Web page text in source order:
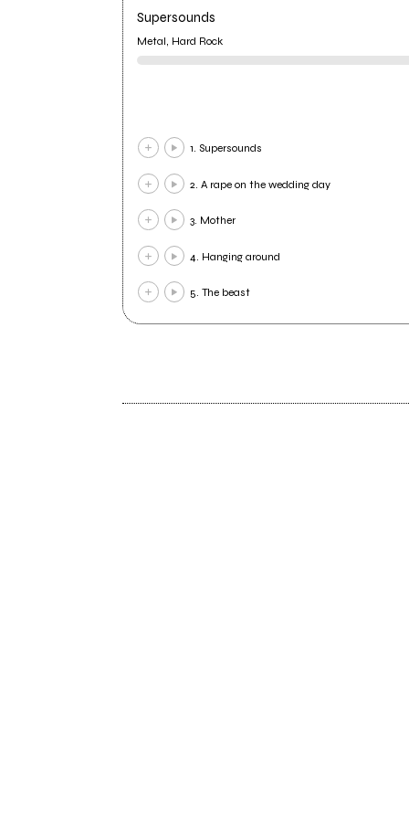
Supersounds
Metal, Hard Rock
1. Supersounds
2. A rape on the wedding day
3. Mother
4. Hanging around
5. The beast